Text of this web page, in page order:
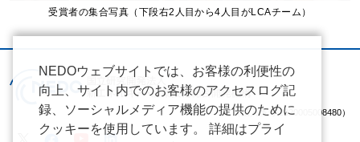
受賞者の集合写真（下段右2人目から4人目がLCAチーム）
（法人番号 2020005008480）
NEDOウェブサイトでは、お客様の利便性の
向上、サイト内でのお客様のアクセスログ記
録、ソーシャルメディア機能の提供のために
クッキーを使用しています。 詳細はプライ